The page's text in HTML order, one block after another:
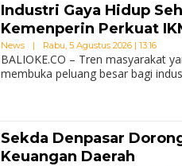
Industri Gaya Hidup
Kemenperin Perkuat
News | Rabu, 5 Agustus 2026 | 13:16
BALIOKE.CO – Tren masyarakat
membuka peluang besar bagi
Sekda Denpasar
Keuangan Daerah